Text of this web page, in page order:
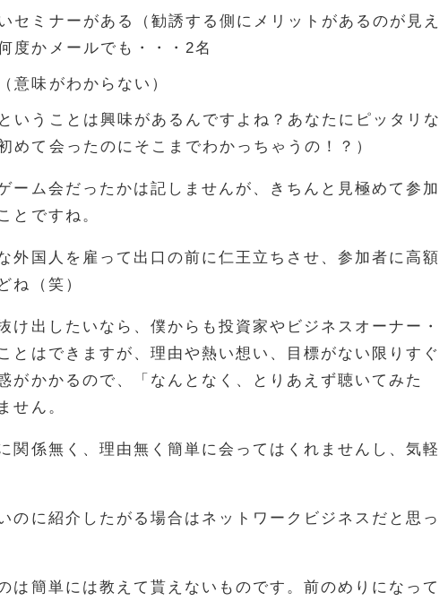
セミナーがある（勧誘する側にメリットがあるのが見え
度かメールでも・・・2名
意味がわからない）
いうことは興味があるんですよね？あなたにピッタリな
めて会ったのにそこまでわかっちゃうの！？）
ーム会だったかは記しませんが、きちんと見極めて参加
とですね。
外国人を雇って出口の前に仁王立ちさせ、参加者に高額
ね（笑）
け出したいなら、僕からも投資家やビジネスオーナー・
とはできますが、理由や熱い想い、目標がない限りすぐ
がかかるので、「なんとなく、とりあえず聴いてみた
せん。
関係無く、理由無く簡単に会ってはくれませんし、気軽
のに紹介したがる場合はネットワークビジネスだと思っ
は簡単には教えて貰えないものです。前のめりになって